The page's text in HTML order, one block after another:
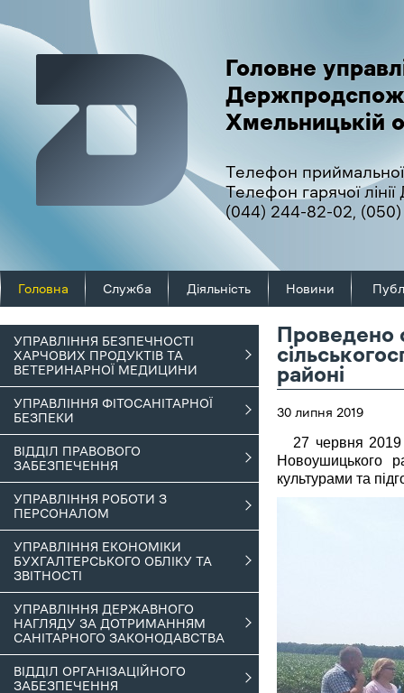
Головне
Хмельницькій
Телефон
Телефон гарячої
(044) 244-82-02,
Головна Служба Діяльність Новини
УПРАВЛІННЯ БЕЗПЕЧНОСТІ
ХАРЧОВИХ ПРОДУКТІВ ТА
ВЕТЕРИНАРНОЇ МЕДИЦИНИ
УПРАВЛІННЯ ФІТОСАНІТАРНОЇ
БЕЗПЕКИ
ВІДДІЛ ПРАВОВОГО
ЗАБЕЗПЕЧЕННЯ
УПРАВЛІННЯ РОБОТИ З
ПЕРСОНАЛОМ
УПРАВЛІННЯ ЕКОНОМІКИ
БУХГАЛТЕРСЬКОГО ОБЛІКУ ТА
ЗВІТНОСТІ
УПРАВЛІННЯ ДЕРЖАВНОГО
НАГЛЯДУ ЗА ДОТРИМАННЯМ
САНІТАРНОГО ЗАКОНОДАВСТВА
ВІДДІЛ ОРГАНІЗАЦІЙНОГО
ЗАБЕЗПЕЧЕННЯ
Проведено
районі
30 липня 2019
27 червня 2019
Новоушицького
культурами та